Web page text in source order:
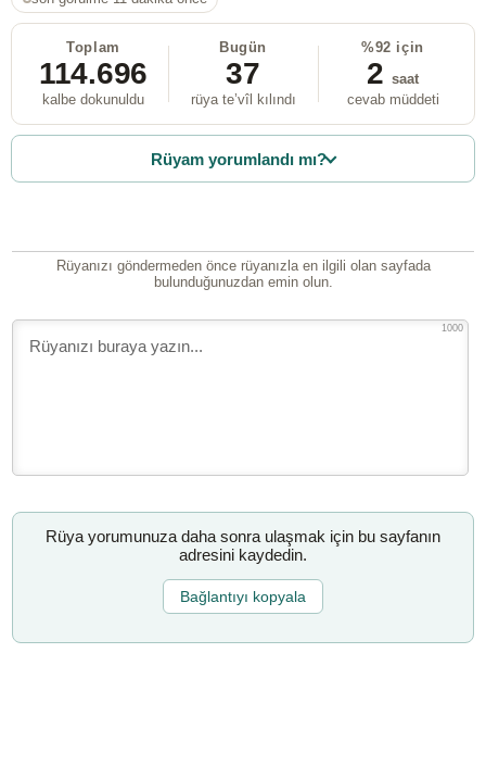
Toplam
114.696
kalbe dokunuldu
Bugün
37
rüya te’vîl kılındı
%92 için
2 saat
cevab müddeti
Rüyam yorumlandı mı?
Rüyanızı göndermeden önce rüyanızla en ilgili olan sayfada
bulunduğunuzdan emin olun.
1000
Rüya yorumunuza daha sonra ulaşmak için bu sayfanın
adresini kaydedin.
Bağlantıyı kopyala